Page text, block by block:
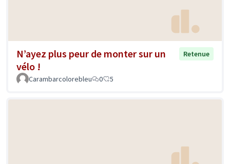
N’ayez plus peur de monter sur un
vélo !
Retenue
Carambarcolorebleu 0 5